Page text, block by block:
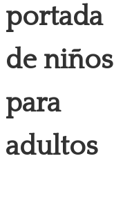
portada
de niños
para
adultos